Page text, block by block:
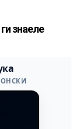
знаеле